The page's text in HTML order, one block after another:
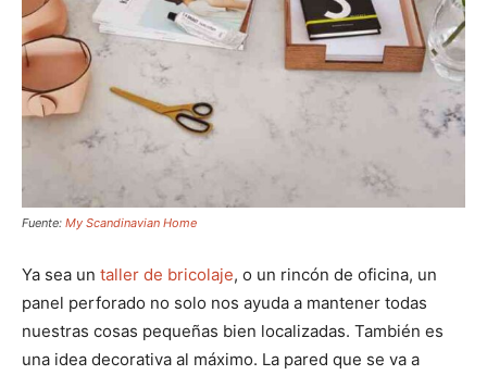
Fuente: My Scandinavian Home
Ya sea un taller de bricolaje, o un rincón de oficina, un
panel perforado no solo nos ayuda a mantener todas
nuestras cosas pequeñas bien localizadas. También es
una idea decorativa al máximo. La pared que se va a